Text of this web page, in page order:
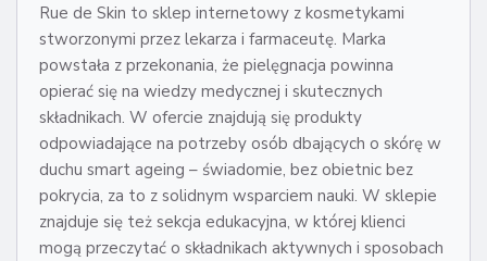
Rue de Skin to sklep internetowy z kosmetykami
stworzonymi przez lekarza i farmaceutę. Marka
powstała z przekonania, że pielęgnacja powinna
opierać się na wiedzy medycznej i skutecznych
składnikach. W ofercie znajdują się produkty
odpowiadające na potrzeby osób dbających o skórę w
duchu smart ageing – świadomie, bez obietnic bez
pokrycia, za to z solidnym wsparciem nauki. W sklepie
znajduje się też sekcja edukacyjna, w której klienci
mogą przeczytać o składnikach aktywnych i sposobach